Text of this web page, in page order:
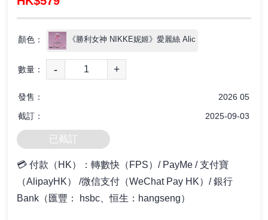
顏色： 《勝利女神 NIKKE妮姬》愛麗絲 Alic
數量： - +
發售：
2026 05
截訂：
2025-09-03
已截訂
💳 付款（HK）：轉數快（FPS）/ PayMe / 支付寶
（AlipayHK） /微信支付（WeChat Pay HK）/ 銀行
Bank（匯豐： hsbc、恒生：hangseng）